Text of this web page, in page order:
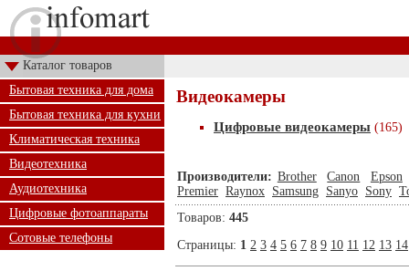
Каталог товаров
Бытовая техника для дома
Бытовая техника для кухни
Климатическая техника
Видеотехника
Аудиотехника
Цифровые фотоаппараты
Сотовые телефоны
Видеокамеры
Цифровые видеокамеры (165)
Производители: Brother Canon
Epson
Premier Raynox Samsung Sanyo Sony
Товаров: 445
Страницы: 1 2 3 4 5 6 7 8 9 10 11 12 13 14